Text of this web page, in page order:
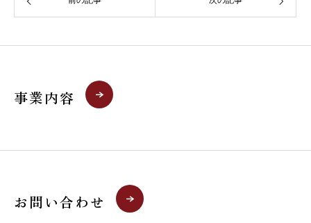
事業内容
お問い合わせ